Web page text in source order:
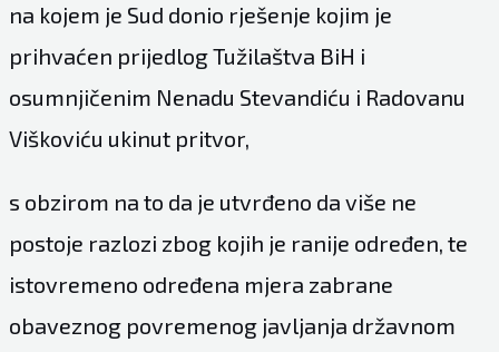
na kojem je Sud donio rješenje kojim je
prihvaćen prijedlog Tužilaštva BiH i
osumnjičenim Nenadu Stevandiću i Radovanu
Viškoviću ukinut pritvor,
s obzirom na to da je utvrđeno da više ne
postoje razlozi zbog kojih je ranije određen, te
istovremeno određena mjera zabrane
obaveznog povremenog javljanja državnom